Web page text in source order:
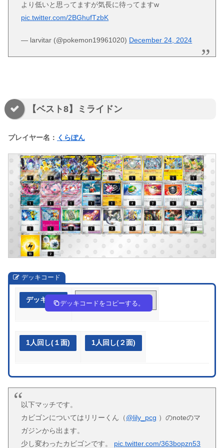
より低いと思ってますが気長に待ってますw
pic.twitter.com/2BGhufTzbK
— larvitar (@pokemon19961020) December 24, 2024
【ベスト8】ミライドン
プレイヤー名： くらぽん
デッキコード
デッキ作成 Vv5V15-IYzppL-kkVFkk
デッキコードをコピーする。
1人回し(１面) 1人回し(２面)
以下マッチです。
カビゴンについてはリリーくん（@lily_pcg ）のnoteのマ
ガジンから出ます。
少し変わったカビゴンです。 pic.twitter.com/363bopzn53